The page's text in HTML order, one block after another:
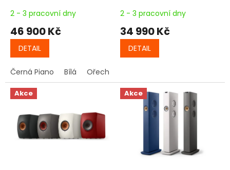
2 - 3 pracovní dny
46 900 Kč
DETAIL
Černá Piano Bílá Ořech
2 - 3 pracovní dny
34 990 Kč
DETAIL
Akce Akce